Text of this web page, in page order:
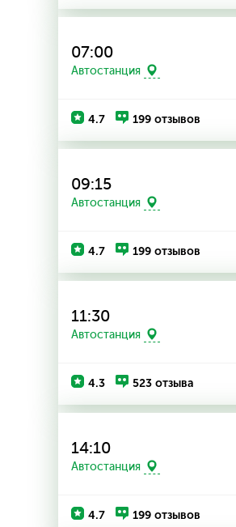
07:00
Автостанция
4.7 199 отзывов
09:15
Автостанция
4.7 199 отзывов
11:30
Автостанция
4.3 523 отзыва
14:10
Автостанция
4.7 199 отзывов